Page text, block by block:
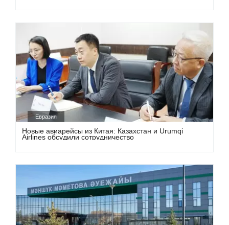
Евразия
Новые авиарейсы из Китая: Казахстан и Urumqi
Airlines обсудили сотрудничество